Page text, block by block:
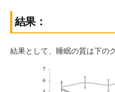
結果：
結果として、睡眠の質は下の